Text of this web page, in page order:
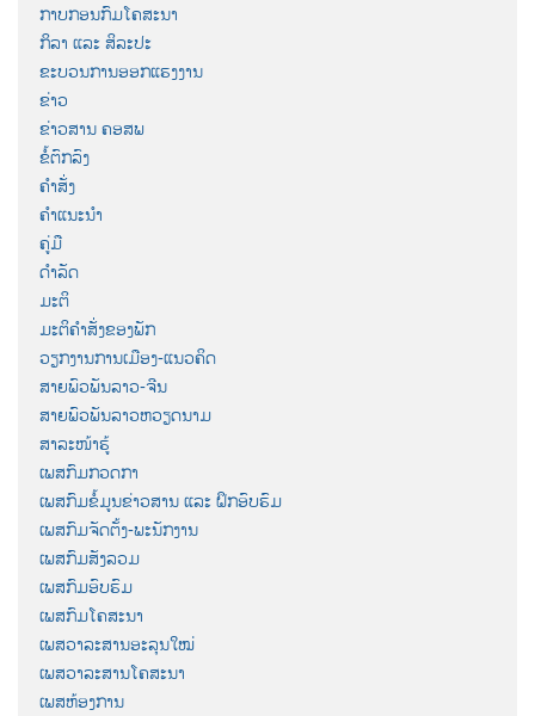
ກາບກອນກົມໂຄສະນາ
ກິລາ ແລະ ສິລະປະ
ຂະບວນການອອກແຮງງານ
ຂ່າວ
ຂ່າວສານ ຄອສພ
ຂໍ້ຕົກລົງ
ຄຳສັ່ງ
ຄຳແນະນຳ
ຄູ່ມື
ດຳລັດ
ມະຕິ
ມະຕິຄຳສັ່ງຂອງພັກ
ວຽກງານການເມືອງ-ແນວຄິດ
ສາຍພົວພັນລາວ-ຈີນ
ສາຍພົວພັນລາວຫວຽດນາມ
ສາລະໜ້າຮູ້
ເພສກົມກວດກາ
ເພສກົມຂໍ້ມູນຂ່າວສານ ແລະ ຝຶກອົບຮົມ
ເພສກົມຈັດຕັ້ງ-ພະນັກງານ
ເພສກົມສັງລວມ
ເພສກົມອົບຮົມ
ເພສກົມໂຄສະນາ
ເພສວາລະສານອະລຸນໃໝ່
ເພສວາລະສານໂຄສະນາ
ເພສຫ້ອງການ